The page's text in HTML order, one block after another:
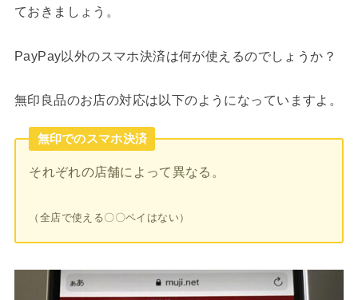
ておきましょう。
PayPay以外のスマホ決済は何が使えるのでしょうか？
無印良品のお店の対応は以下のようになっていますよ。
無印でのスマホ決済
それぞれの店舗によって異なる。
（全店で使える〇〇ペイはない）